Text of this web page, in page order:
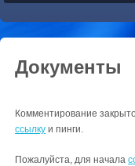
Документы
Комментирование
ссылку и пинги.
Пожалуйста, для начала